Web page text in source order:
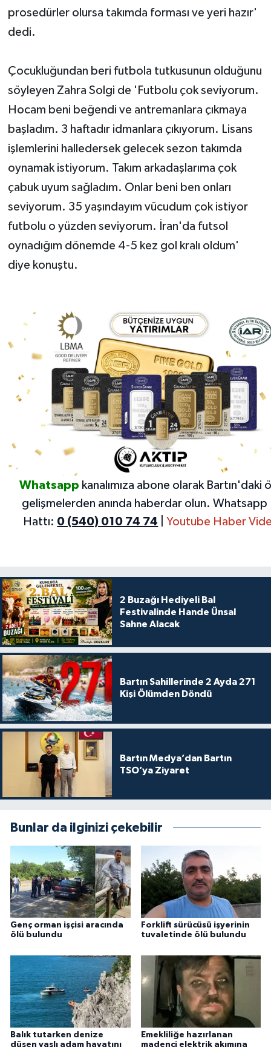
prosedürler olursa takımda forması ve yeri hazır'
dedi.
Çocukluğundan beri futbola tutkusunun olduğunu
söyleyen Zahra Solgi de 'Futbolu çok seviyorum.
Hocam beni beğendi ve antremanlara çıkmaya
başladım. 3 haftadır idmanlara çıkıyorum. Lisans
işlemlerini halledersek gelecek sezon takımda
oynamak istiyorum. Takım arkadaşlarıma çok
çabuk uyum sağladım. Onlar beni ben onları
seviyorum. 35 yaşındayım vücudum çok istiyor
futbolu o yüzden seviyorum. İran'da futsol
oynadığım dönemde 4-5 kez gol kralı oldum'
diye konuştu.
Whatsapp kanalımıza abone olarak Bartın'daki
gelişmelerden anında haberdar olun. Whatsapp
Hattı: 0 (540) 010 74 74 Youtube Haber
2 Buzağı Hediyeli Bal
Festivalinde Hande Ünsal
Sahne Alacak
Bartın Sahillerinde 2 Ayda 271
Kişi Ölümden Döndü
Bartın Medya’dan Bartın
TSO’ya Ziyaret
Bunlar da ilginizi çekebilir
Genç orman işçisi aracında
ölü bulundu
Forklift sürücüsü işyerinin
tuvaletinde ölü bulundu
Balık tutarken denize
düşen yaşlı adam hayatını
Emekliliğe hazırlanan
madenci elektrik akımına